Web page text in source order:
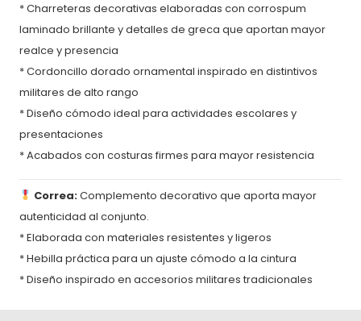
* Charreteras decorativas elaboradas con corrospum
laminado brillante y detalles de greca que aportan mayor
realce y presencia
* Cordoncillo dorado ornamental inspirado en distintivos
militares de alto rango
* Diseño cómodo ideal para actividades escolares y
presentaciones
* Acabados con costuras firmes para mayor resistencia
Correa:Complemento decorativo que aporta mayor
autenticidad al conjunto.
* Elaborada con materiales resistentes y ligeros
* Hebilla práctica para un ajuste cómodo a la cintura
* Diseño inspirado en accesorios militares tradicionales